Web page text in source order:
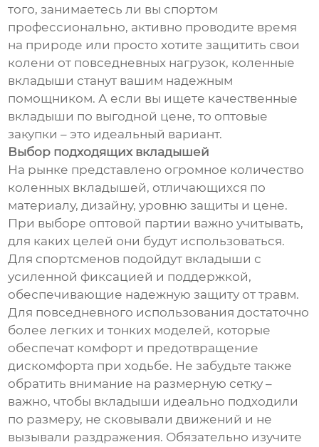
того, занимаетесь ли вы спортом
профессионально, активно проводите время
на природе или просто хотите защитить свои
колени от повседневных нагрузок, коленные
вкладыши станут вашим надежным
помощником. А если вы ищете качественные
вкладыши по выгодной цене, то оптовые
закупки – это идеальный вариант.
Выбор подходящих вкладышей
На рынке представлено огромное количество
коленных вкладышей, отличающихся по
материалу, дизайну, уровню защиты и цене.
При выборе оптовой партии важно учитывать,
для каких целей они будут использоваться.
Для спортсменов подойдут вкладыши с
усиленной фиксацией и поддержкой,
обеспечивающие надежную защиту от травм.
Для повседневного использования достаточно
более легких и тонких моделей, которые
обеспечат комфорт и предотвращение
дискомфорта при ходьбе. Не забудьте также
обратить внимание на размерную сетку –
важно, чтобы вкладыши идеально подходили
по размеру, не сковывали движений и не
вызывали раздражения. Обязательно изучите